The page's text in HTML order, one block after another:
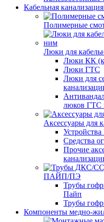
Кабельная
Полимерные
Люки для
Люки КК
Люки ГТС
Люки для
люков
Аксессуары для
Средства
Прочие
ПАЙП/ПЭ
Трубы
Пайп
Трубы
Компоненты медно-